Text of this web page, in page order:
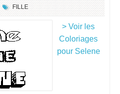
FILLE
> Voir les
Coloriages
pour Selene